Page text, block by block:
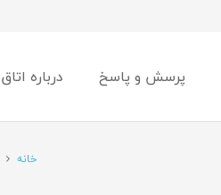
پرسش و پاسخ درباره اتاق
خانه